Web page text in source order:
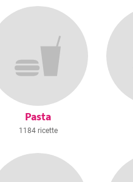
Pasta
1184 ricette